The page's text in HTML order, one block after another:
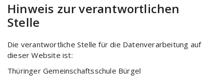
Hinweis zur verantwortlichen
Stelle
Die verantwortliche Stelle für die Datenverarbeitung auf
dieser Website ist:
Thüringer Gemeinschaftsschule Bürgel